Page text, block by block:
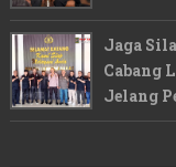
Jaga
Cabang
Jelang